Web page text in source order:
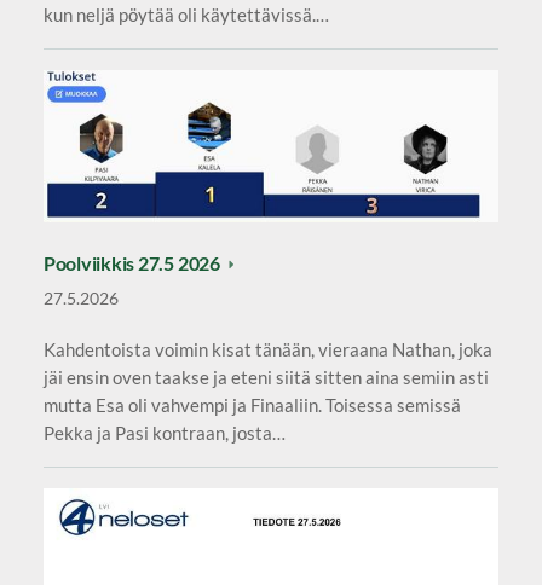
kun neljä pöytää oli käytettävissä.…
Poolviikkis 27.5 2026
27.5.2026
Kahdentoista voimin kisat tänään, vieraana Nathan, joka
jäi ensin oven taakse ja eteni siitä sitten aina semiin asti
mutta Esa oli vahvempi ja Finaaliin. Toisessa semissä
Pekka ja Pasi kontraan, josta…